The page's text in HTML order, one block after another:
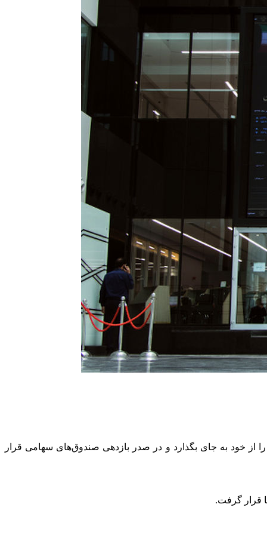
در صندوق‌های سهامی بهترین عملکرد روزانه متعلق به صندوق پالایش یکم بود که توانست بازدهی ۳.۴۵ درصدی را از خود به جای بگذارد و در صدر بازدهی صندوق‌های سهامی قرار